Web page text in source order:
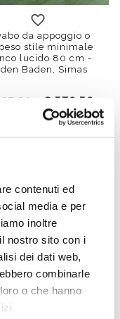
contenuti ed
media e per
inoltre
nostro sito con i
dei dati web,
combinarle
o che hanno
da appoggio o
stile minimale
lucido 80 cm -
Baden, Simas
€ 370,36
monoforo sospeso